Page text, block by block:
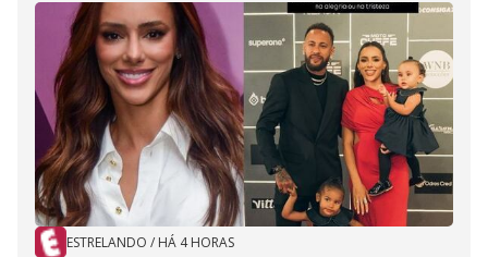
ESTRELANDO / HÁ 4 HORAS